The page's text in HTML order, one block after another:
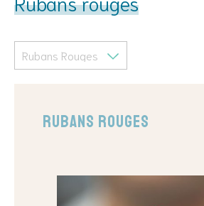
Rubans Rouges